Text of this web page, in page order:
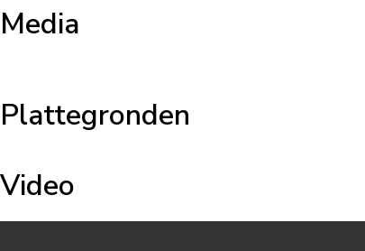
Media
Plattegronden
Video